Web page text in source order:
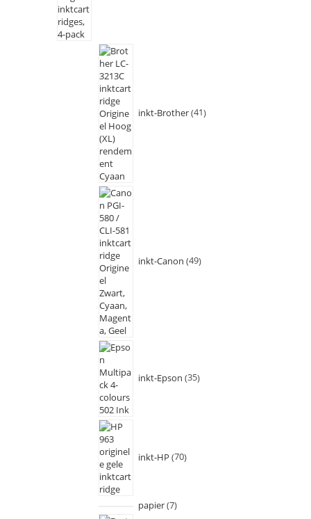
inkt-Brother 41
inkt-Canon 49
inkt-Epson 35
inkt-HP 70
papier 7